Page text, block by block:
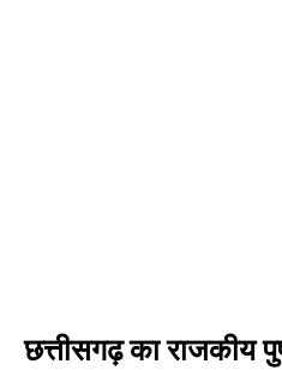
छत्तीसगढ़ का राजकीय